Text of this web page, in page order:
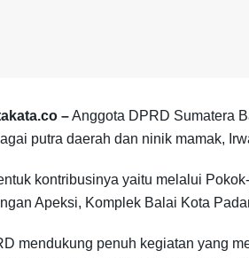
–Anggota DPRD Sumatera
putra daerah dan ninik mamak,
kontribusinya yaitu melalui
Apeksi, Komplek Balai Kota
mendukung penuh kegiatan yang